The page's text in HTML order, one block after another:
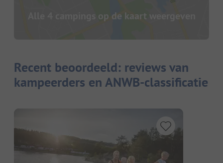
Alle 4 campings op de kaart weergeven
Recent beoordeeld: reviews van
kampeerders en ANWB-classificatie